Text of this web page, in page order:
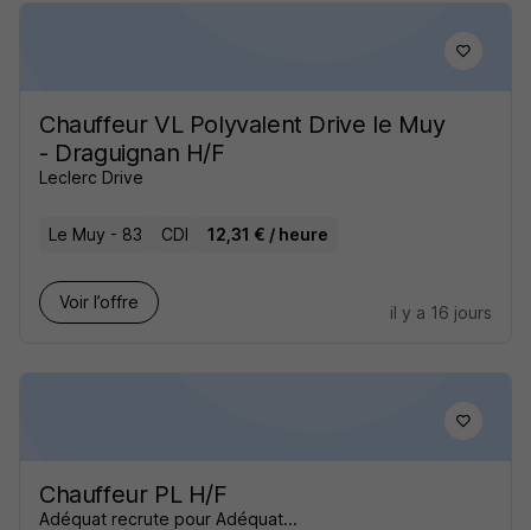
Chauffeur VL Polyvalent Drive le Muy
- Draguignan H/F
Leclerc Drive
Le Muy - 83 CDI 12,31 € / heure
Voir l’offre
il y a 16 jours
Chauffeur PL H/F
Adéquat recrute pour Adéquat...